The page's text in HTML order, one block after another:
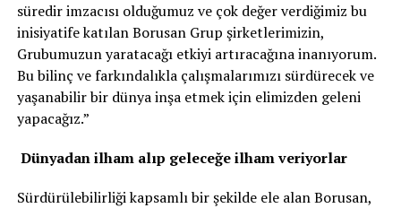
süredir imzacısı olduğumuz ve çok değer verdiğimiz bu
inisiyatife katılan Borusan Grup şirketlerimizin,
Grubumuzun yaratacağı etkiyi artıracağına inanıyorum.
Bu bilinç ve farkındalıkla çalışmalarımızı sürdürecek ve
yaşanabilir bir dünya inşa etmek için elimizden geleni
yapacağız.”
Dünyadan ilham alıp geleceğe ilham veriyorlar
Sürdürülebilirliği kapsamlı bir şekilde ele alan Borusan,